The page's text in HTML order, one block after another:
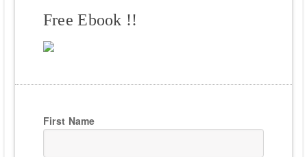
Free Ebook !!
First Name